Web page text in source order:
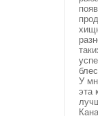
У
эта